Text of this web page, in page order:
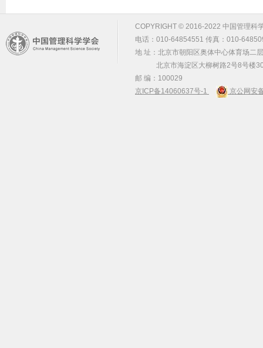
COPYRIGHT © 2016-2022 中国管理科
电话：010-64854551 传真：010-
地 址：北京市朝阳区奥体中心体育场二
北京市海淀区大柳树路2号8号楼
邮 编：100029
京ICP备14060637号-1
京公网安